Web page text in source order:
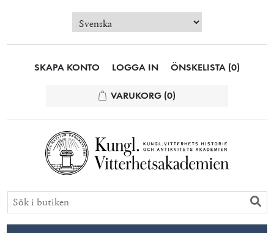
SKAPA KONTO LOGGA IN ÖNSKELISTA (0)
VARUKORG (0)